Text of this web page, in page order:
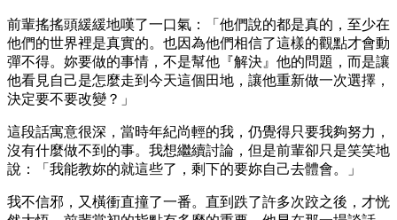
前輩搖搖頭緩緩地嘆了一口氣：「他們說的都是真的，至少在
他們的世界裡是真實的。也因為他們相信了這樣的觀點才會動
彈不得。妳要做的事情，不是幫他『解決』他的問題，而是讓
他看見自己是怎麼走到今天這個田地，讓他重新做一次選擇，
決定要不要改變？」
這段話寓意很深，當時年紀尚輕的我，仍覺得只要我夠努力，
沒有什麼做不到的事。我想繼續討論，但是前輩卻只是笑笑地
說：「我能教妳的就這些了，剩下的要妳自己去體會。」
我不信邪，又橫衝直撞了一番。直到跌了許多次跤之後，才恍